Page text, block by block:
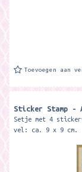
Toevoegen aan
Sticker Stamp
Setje met 4
vel: ca. 9 x 9 cm.